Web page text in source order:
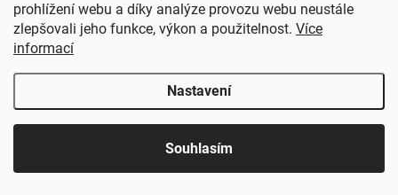
prohlížení webu a díky analýze provozu webu neustále
zlepšovali jeho funkce, výkon a použitelnost. Více
informací
Nastavení
Souhlasím
carflexx_/
Car-Flexx . Všechna práva vyhrazena.